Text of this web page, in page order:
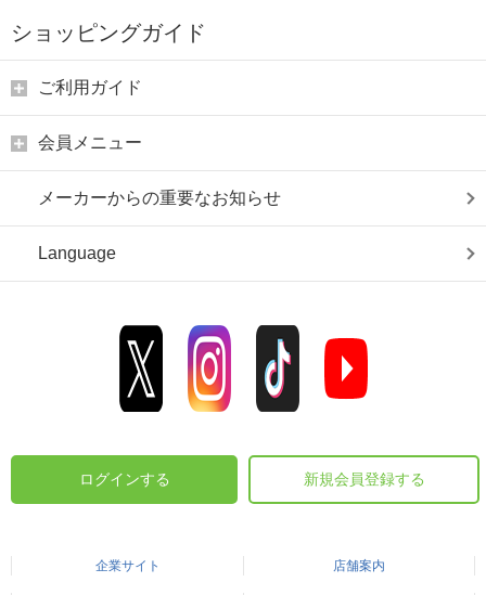
ショッピングガイド
ご利用ガイド
会員メニュー
メーカーからの重要なお知らせ
Language
ログインする 新規会員登録する
企業サイト 店舗案内